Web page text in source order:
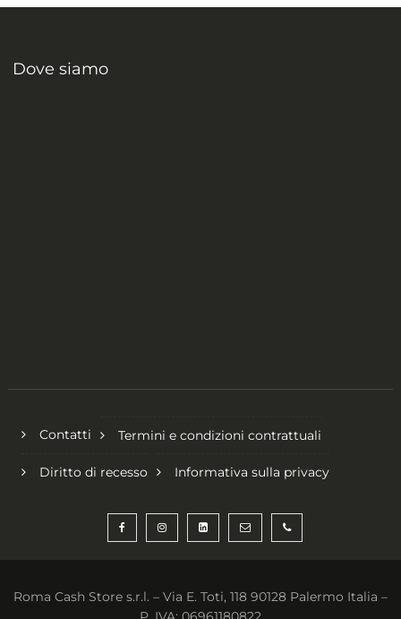
Dove siamo
Contatti Termini e condizioni contrattuali
Diritto di recesso Informativa sulla privacy
Roma Cash Store s.r.l. – Via E. Toti, 118 90128 Palermo Italia –